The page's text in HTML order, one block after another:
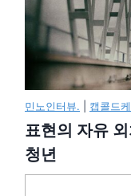
민노인터뷰. 캡콜드
표현의 자유
청년